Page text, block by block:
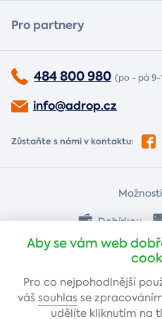
Pro partnery
484 800 980 (po - pá 9-
info@adrop.cz
Zůstaňte s námi v kontaktu:
Dobírkou
Bankovním převodem
Aby se vám web
Pro co nejpohodlnější
váš souhlas se
udělíte kliknutím na